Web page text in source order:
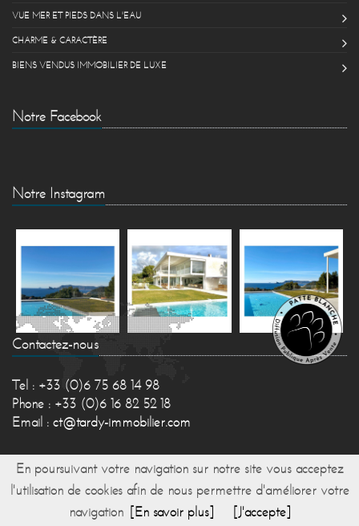
VUE MER ET PIEDS DANS L'EAU
CHARME & CARACTÈRE
BIENS VENDUS IMMOBILIER DE LUXE
Notre Facebook
Notre Instagram
Contactez-nous
Tel : +33 (0)6 75 68 14 98
Phone : +33 (0)6 16 82 52 18
Email : ct@tardy-immobilier.com
En poursuivant votre navigation sur notre site vous acceptez
l'utilisation de cookies afin de nous permettre d'améliorer votre
navigation [En savoir plus] [J'accepte]